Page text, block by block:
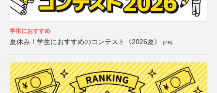
学生におすすめ
夏休み！学生におすすめのコンテスト《2026夏》 [PR]